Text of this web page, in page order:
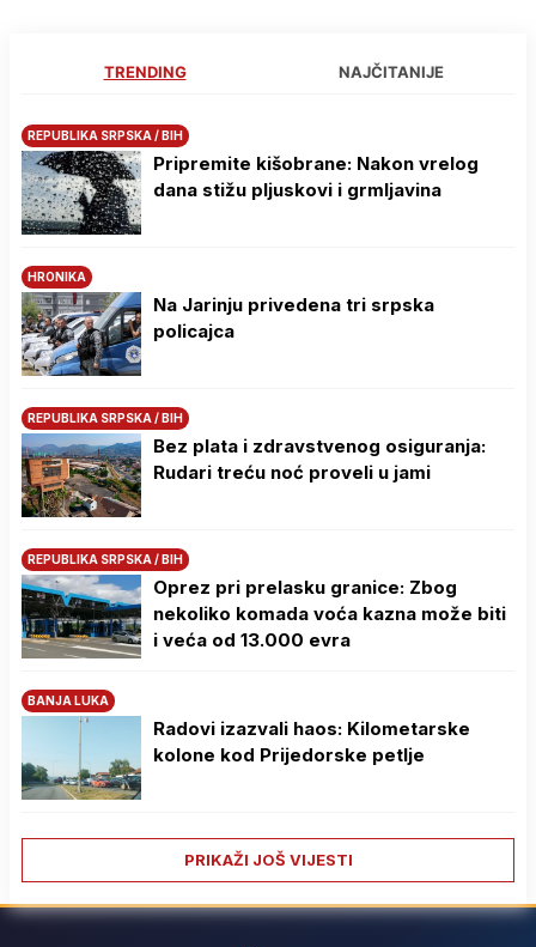
TRENDING NAJČITANIJE
REPUBLIKA SRPSKA / BIH
Pripremite kišobrane: Nakon vrelog
dana stižu pljuskovi i grmljavina
HRONIKA
Na Јarinju privedena tri srpska
policajca
REPUBLIKA SRPSKA / BIH
Bez plata i zdravstvenog osiguranja:
Rudari treću noć proveli u jami
REPUBLIKA SRPSKA / BIH
Oprez pri prelasku granice: Zbog
nekoliko komada voća kazna može biti
i veća od 13.000 evra
BANJA LUKA
Radovi izazvali haos: Kilometarske
kolone kod Prijedorske petlje
PRIKAŽI JOŠ VIJESTI